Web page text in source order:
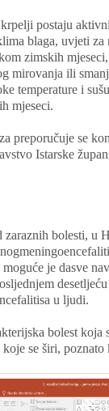
postaju
blaga, uvjeti
zimskih
mirovanja ili
temperature i
mjeseci.
preporučuje se
Istarske
bolesti, u
je dasve
u ljudi.
bolest
se širi,